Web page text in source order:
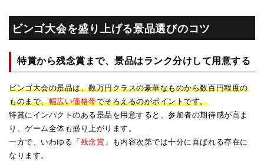
ビンゴ大会を盛り上げる景品選びのコツ
特賞から残念賞まで、景品はランク分けして用意する
ビンゴ大会の景品は、数万円クラスの豪華なものから数百円程度の
ものまで、幅広い価格帯でそろえるのがポイントです。
特賞にインパクトのある景品を用意すると、参加者の期待感が高ま
り、ゲーム全体も盛り上がります。
一方で、いわゆる「残念賞 」も内容次第では十分に喜ばれる存在に
なります。